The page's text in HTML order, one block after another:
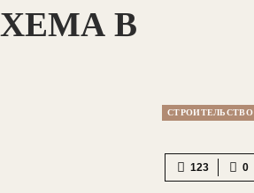
В
СТРОИТЕЛЬСТВО
0
123